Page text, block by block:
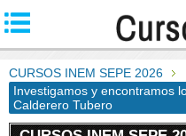
CURSOS INEM SEPE 2026
Investigamos y encontramos
Calderero Tubero